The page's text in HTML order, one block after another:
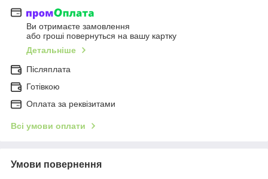
Ви отримаєте замовлення
або гроші повернуться на вашу картку
Детальніше
Післяплата
Готівкою
Оплата за реквізитами
Всі умови оплати
Умови повернення